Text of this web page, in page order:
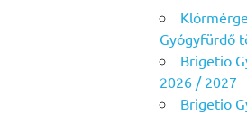
Gyógyfürdő
Brigetio
2026 / 2027
Brigetio